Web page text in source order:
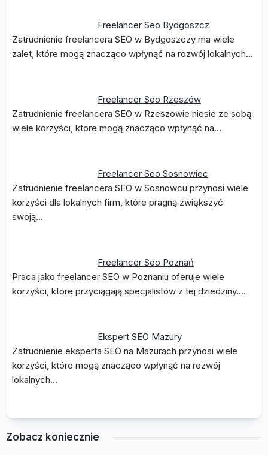
Freelancer Seo Bydgoszcz
Zatrudnienie freelancera SEO w Bydgoszczy ma wiele
zalet, które mogą znacząco wpłynąć na rozwój lokalnych…
Freelancer Seo Rzeszów
Zatrudnienie freelancera SEO w Rzeszowie niesie ze sobą
wiele korzyści, które mogą znacząco wpłynąć na…
Freelancer Seo Sosnowiec
Zatrudnienie freelancera SEO w Sosnowcu przynosi wiele
korzyści dla lokalnych firm, które pragną zwiększyć
swoją…
Freelancer Seo Poznań
Praca jako freelancer SEO w Poznaniu oferuje wiele
korzyści, które przyciągają specjalistów z tej dziedziny.…
Ekspert SEO Mazury
Zatrudnienie eksperta SEO na Mazurach przynosi wiele
korzyści, które mogą znacząco wpłynąć na rozwój
lokalnych…
Zobacz koniecznie